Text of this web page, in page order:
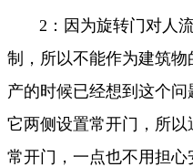
2：因为旋转门对人
制，所以不能作为建筑
产的时候已经想到这个
它两侧设置常开门，所
常开门，一点也不用担心